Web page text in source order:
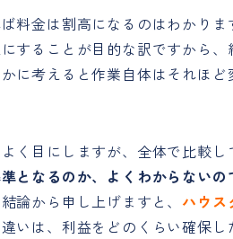
料金は割高になるのはわかり
することが目的な訳ですから
に考えると作業自体はそれほ
く目にしますが、全体で比較
となるのか、よくわからないの
論から申し上げますと、 ハウス
いは、利益をどのくらい確保